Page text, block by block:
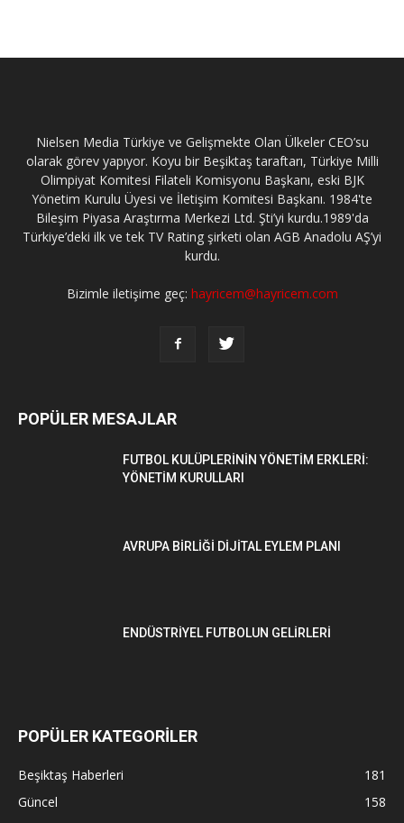
Nielsen Media Türkiye ve Gelişmekte Olan Ülkeler CEO’su
olarak görev yapıyor. Koyu bir Beşiktaş taraftarı, Türkiye Milli
Olimpiyat Komitesi Filateli Komisyonu Başkanı, eski BJK
Yönetim Kurulu Üyesi ve İletişim Komitesi Başkanı. 1984'te
Bileşim Piyasa Araştırma Merkezi Ltd. Şti’yi kurdu.1989'da
Türkiye’deki ilk ve tek TV Rating şirketi olan AGB Anadolu AŞ’yi
kurdu.
Bizimle iletişime geç: hayricem@hayricem.com
POPÜLER MESAJLAR
FUTBOL KULÜPLERİNİN YÖNETİM ERKLERİ:
YÖNETİM KURULLARI
AVRUPA BİRLİĞİ DİJİTAL EYLEM PLANI
ENDÜSTRİYEL FUTBOLUN GELİRLERİ
POPÜLER KATEGORİLER
Beşiktaş Haberleri
181
Güncel
158